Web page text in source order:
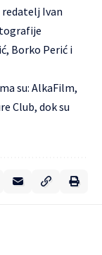
Ivan
Borko Perić i
su: AlkaFilm,
Club, dok su